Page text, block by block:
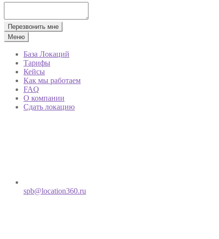
Перезвонить мне
Меню
База Локаций
Тарифы
Кейсы
Как мы работаем
FAQ
О компании
Сдать локацию
spb@location360.ru